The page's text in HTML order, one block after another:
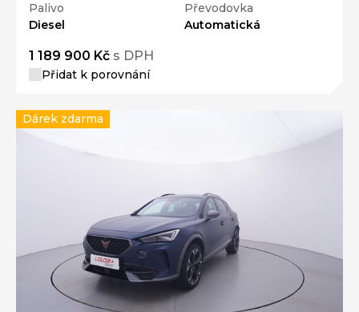
Palivo
Diesel
Převodovka
Automatická
1 189 900 Kč s DPH
Přidat k porovnání
Dárek zdarma